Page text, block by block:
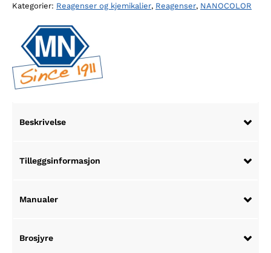
Kategorier: Reagenser og kjemikalier, Reagenser, NANOCOLOR
Beskrivelse
Tilleggsinformasjon
Manualer
Brosjyre